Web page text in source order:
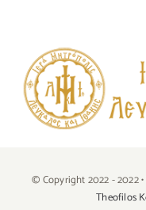
© Copyright 2022 - 2022
Theofilos